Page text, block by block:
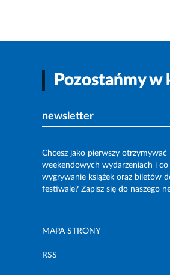
Pozostańmy w
newsletter
Chcesz jako pierwszy
weekendowych wydarzeniach i co
wygrywanie książek oraz biletów
festiwale? Zapisz się do naszego
MAPA STRONY
RSS